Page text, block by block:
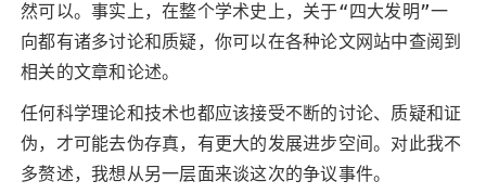
然可以。事实上，在整个学术史上，关于“四大发明”一
向都有诸多讨论和质疑，你可以在各种论文网站中查阅到
相关的文章和论述。
任何科学理论和技术也都应该接受不断的讨论、质疑和证
伪，才可能去伪存真，有更大的发展进步空间。对此我不
多赘述，我想从另一层面来谈这次的争议事件。